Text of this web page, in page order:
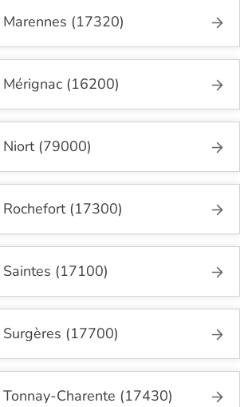
(17320)
(16200)
(79000)
(17300)
(17100)
(17700)
Charente (17430)